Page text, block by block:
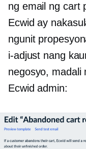
ng email ng cart
Ecwid ay
ngunit
i-adjust nang
negosyo, madali
Ecwid admin: